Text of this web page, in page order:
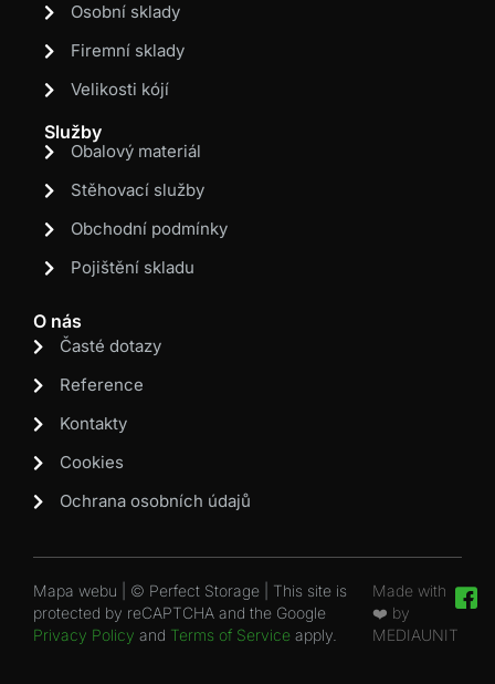
Osobní sklady
Firemní sklady
Velikosti kójí
Služby
Obalový materiál
Stěhovací služby
Obchodní podmínky
Pojištění skladu
O nás
Časté dotazy
Reference
Kontakty
Cookies
Ochrana osobních údajů
Mapa webu | © Perfect Storage | This site is
protected by reCAPTCHA and the Google
Privacy Policy and Terms of Service apply.
Made with
❤️ by
MEDIAUNIT